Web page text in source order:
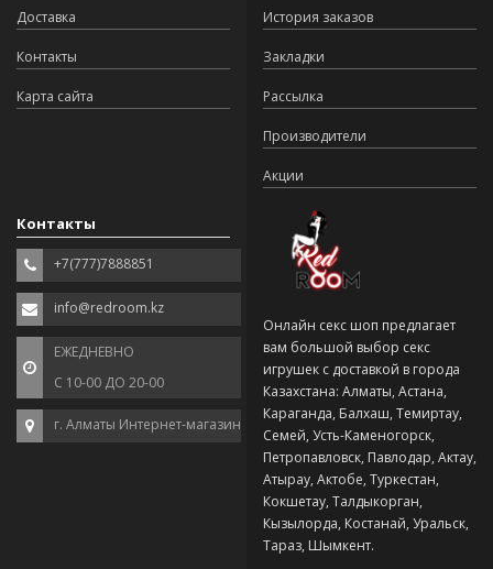
Доставка
Контакты
Карта сайта
История заказов
Закладки
Рассылка
Производители
Акции
Контакты
+7(777)7888851
info@redroom.kz
ЕЖЕДНЕВНО
С 10-00 ДО 20-00
г. Алматы Интернет-магазин
Онлайн секс шоп предлагает
вам большой выбор секс
игрушек с доставкой в города
Казахстана: Алматы, Астана,
Караганда, Балхаш, Темиртау,
Семей, Усть-Каменогорск,
Петропавловск, Павлодар, Актау,
Атырау, Актобе, Туркестан,
Кокшетау, Талдыкорган,
Кызылорда, Костанай, Уральск,
Тараз, Шымкент.